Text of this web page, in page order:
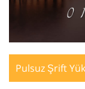
Pulsuz Şrift